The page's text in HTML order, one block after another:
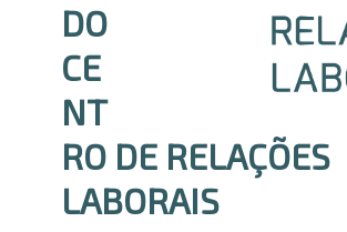
DO
CE
NT
RO DE RELAÇÕES
LABORAIS